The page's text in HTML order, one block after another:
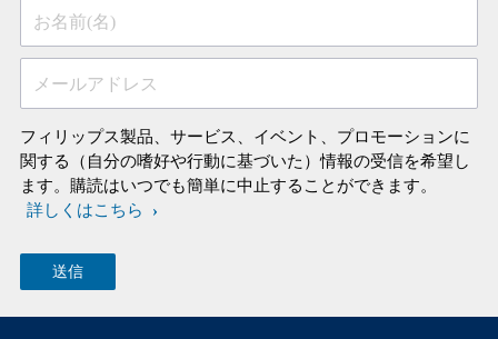
お名前(名)
メールアドレス
フィリップス製品、サービス、イベント、プロモーションに
関する（自分の嗜好や行動に基づいた）情報の受信を希望し
ます。購読はいつでも簡単に中止することができます。
詳しくはこちら